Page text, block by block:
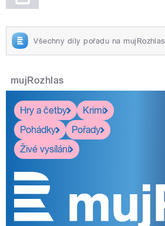
Všechny díly pořadu na mujRozhlas
mujRozhlas
Hry a četby
Krimi
Pohádky
Pořady
Živé vysílání